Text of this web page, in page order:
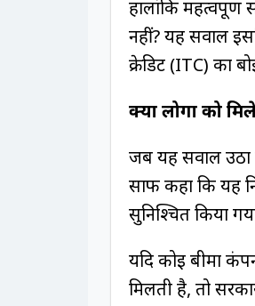
हालांकि
नहीं? यह सवाल
क्रेडिट (ITC) का
क्या लोगों को
जब यह सवाल उठा
साफ कहा कि यह
सुनिश्चित किया
यदि कोई बीमा
मिलती है, तो